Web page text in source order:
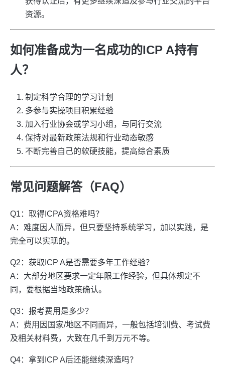
资源。
如何准备成为一名成功的ICP A持有
人？
制定科学合理的学习计划
多参与实操项目积累经验
加入行业协会或学习小组，与同行交流
保持对最新政策法规和行业动态敏感
不断完善自己的软硬技能，提高综合素质
常见问题解答（FAQ）
Q1：取得ICPA资格难吗？
A：难度因人而异，但只要坚持系统学习，加以实践，是
完全可以实现的。
Q2：获取ICP A是否需要多年工作经验？
A：大部分地区要求一定年限工作经验，但具体规定不
同，要根据当地政策确认。
Q3：报考费用是多少？
A：费用因国家/地区不同而异，一般包括培训费、考试费
及相关材料费，大致在几千到万元不等。
Q4：拿到ICP A后还能继续深造吗？